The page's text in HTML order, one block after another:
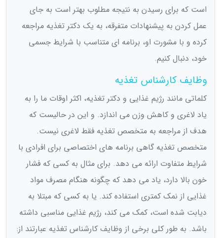
است که برای رسیدن به نتیجه مطلوب بهتر است به جای
عمل کردن به پیشنهادات متفرقه، به یک دکتر تغذیه مراجعه
کرده و با مشورت او، برنامه ای متناسب با شرایط جسمی
خود، دنبال کنیم.
وظایف کارشناس تغذیه
کلماتی مانند رژیم غذایی و دکتر تغذیه، اکثر اوقات ما را به
یاد لاغری و کاهش وزن می اندازد. و این در حالیست که
هدف از مراجعه به متخصص تغذیه فقط لاغری نیست.
متخصص تغذیه گاهی برنامه های اختصاصی برای افرادی با
شرایط متفاوت ارائه می دهد. برای مثال به کسی که فشار
خون بالا دارد، یاد می دهد که چگونه هنگام مصرف مواد
غذایی از نمک کمتری استفاده کند. یا به کسی که مبتلا به
دیابت شده است، کمک می کند، رژیم غذایی مناسبی داشته
باشد. به طور کلی برخی از وظایف کارشناس تغذیه عبارتند از: